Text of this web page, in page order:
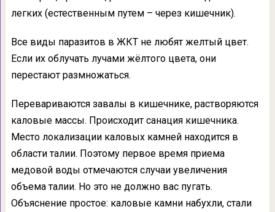
легких (естественным путем – через кишечник).
Все виды паразитов в ЖКТ не любят желтый цвет.
Если их облучать лучами жёлтого цвета, они
перестают размножаться.
Перевариваются завалы в кишечнике, растворяются
каловые массы. Происходит санация кишечника.
Место локализации каловых камней находится в
области талии. Поэтому первое время приема
медовой воды отмечаются случаи увеличения
объема талии. Но это не должно вас пугать.
Объяснение простое: каловые камни набухли, стали